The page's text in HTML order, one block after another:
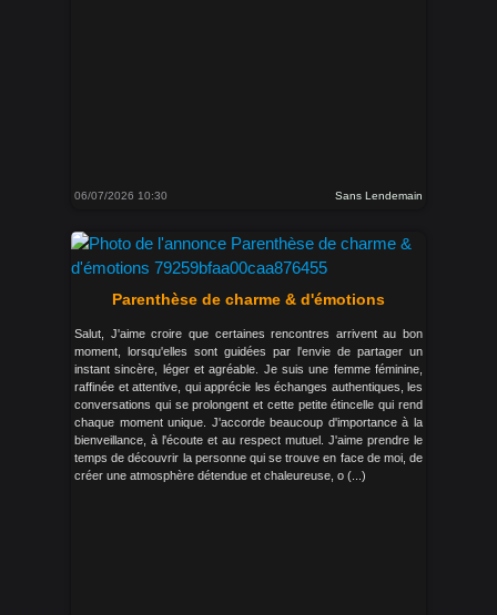
06/07/2026 10:30 Sans Lendemain
Parenthèse de charme & d'émotions
Salut, J'aime croire que certaines rencontres arrivent au bon
moment, lorsqu'elles sont guidées par l'envie de partager un
instant sincère, léger et agréable. Je suis une femme féminine,
raffinée et attentive, qui apprécie les échanges authentiques, les
conversations qui se prolongent et cette petite étincelle qui rend
chaque moment unique. J'accorde beaucoup d'importance à la
bienveillance, à l'écoute et au respect mutuel. J'aime prendre le
temps de découvrir la personne qui se trouve en face de moi, de
créer une atmosphère détendue et chaleureuse, o (...)